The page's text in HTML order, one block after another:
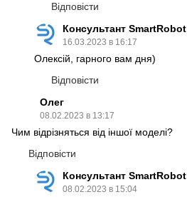
Відповісти
Консультант SmartRobot
16.03.2023 в 16:17
Олексій, гарного вам дня)
Відповісти
Олег
08.02.2023 в 13:17
Чим відрізняться від іншої моделі?
Відповісти
Консультант SmartRobot
08.02.2023 в 15:04